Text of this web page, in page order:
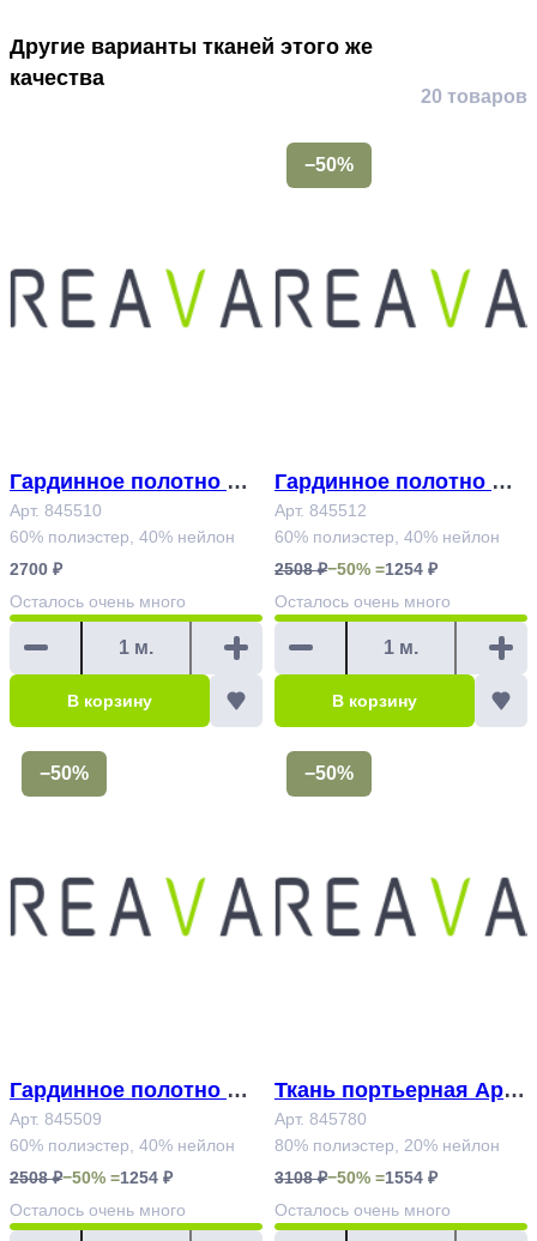
Другие варианты тканей этого же
качества
20 товаров
Гардинное полотно Ар
т.845510
Арт. 845510
60% полиэстер, 40% нейлон
2700 ₽
Осталось очень много
В корзину
−50%
Гардинное полотно Ар
т.845512
Арт. 845512
60% полиэстер, 40% нейлон
2508 ₽−50% =1254 ₽
Осталось очень много
В корзину
−50%
Гардинное полотно Ар
т.845509
Арт. 845509
60% полиэстер, 40% нейлон
2508 ₽−50% =1254 ₽
Осталось очень много
−50%
Ткань портьерная Арт.
845780
Арт. 845780
80% полиэстер, 20% нейлон
3108 ₽−50% =1554 ₽
Осталось очень много